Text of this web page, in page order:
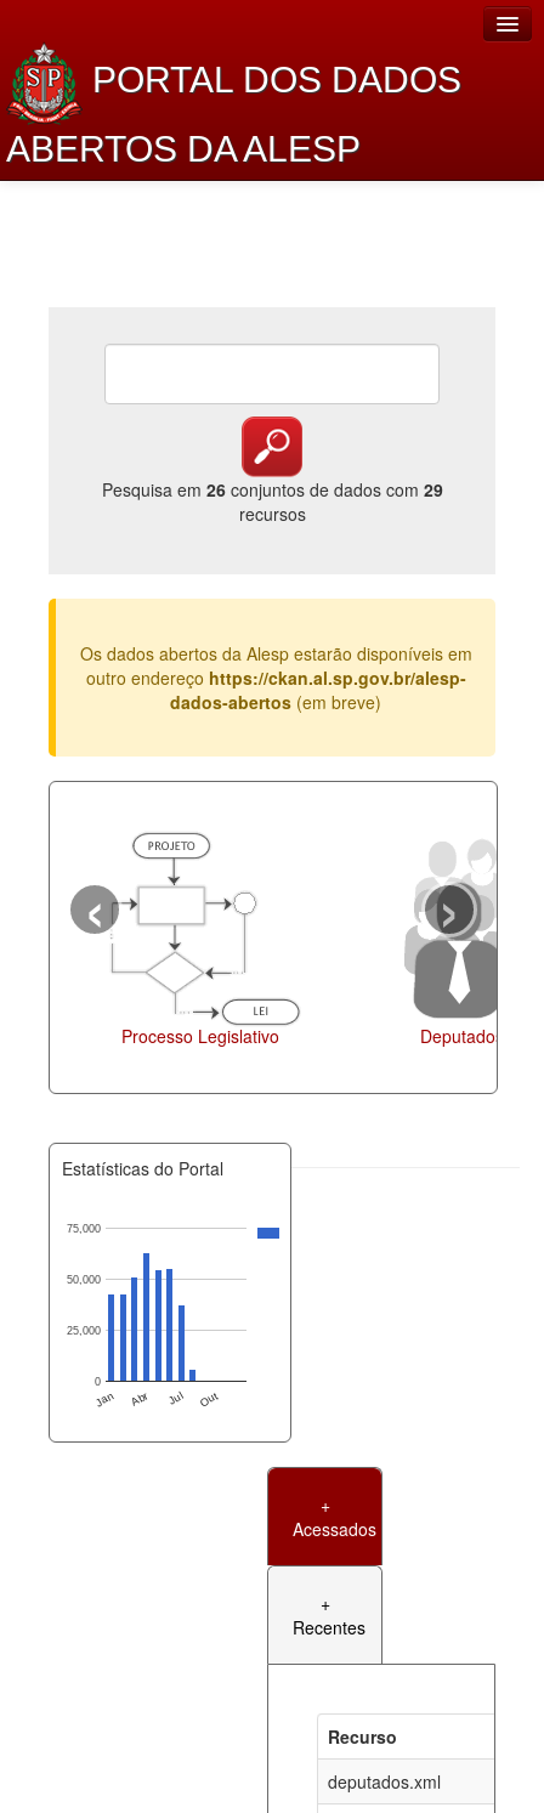
PORTAL DOS DADOS
ABERTOS DA ALESP
Lei de Acesso à Informação
Catálogo de dados
Legislação
Perguntas frequentes
Pesquisa em 26conjuntos de dados com 29
recursos
Os dados abertos da Alesp estarão disponíveis em
outro endereço https://ckan.al.sp.gov.br/alesp-
dados-abertos (em breve)
Processo Legislativo Deputados
‹ ›
Estatísticas do Portal
Jan Abr Jul Out
0
25,000
50,000
75,000
+
Acessados
+
Recentes
Recurso
deputados.xml
documento_andamento_atual.xml